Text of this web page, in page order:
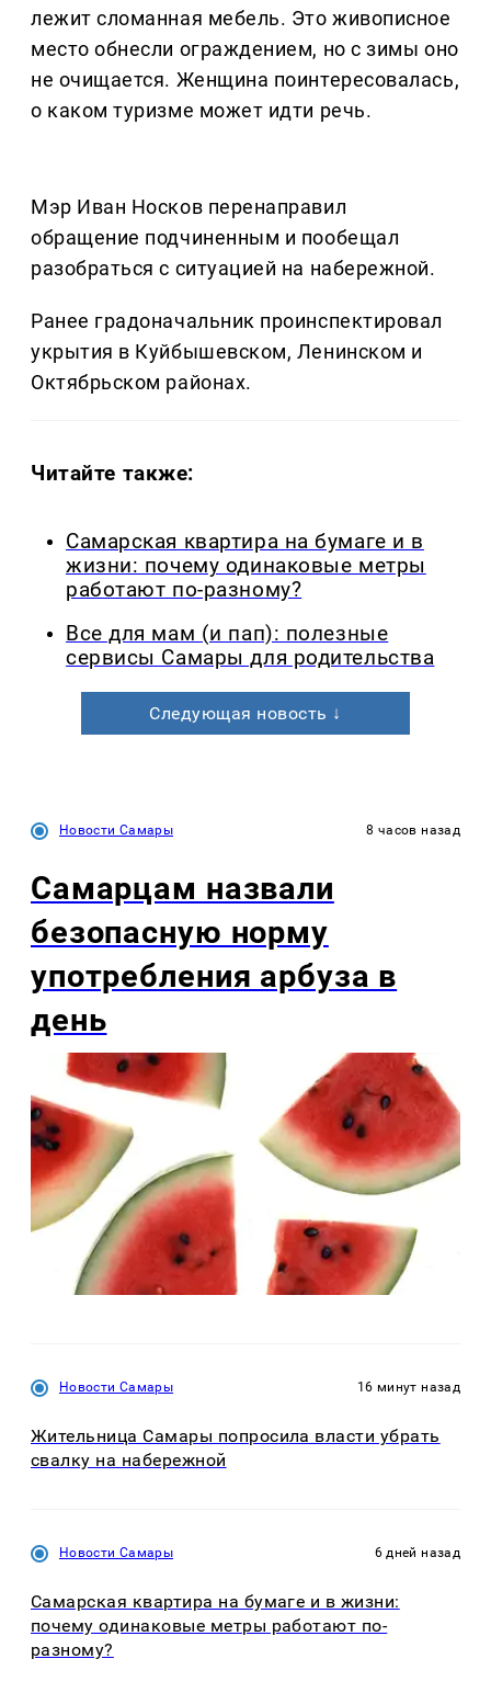
лежит сломанная мебель. Это живописное
место обнесли ограждением, но с зимы оно
не очищается. Женщина поинтересовалась,
о каком туризме может идти речь.
Мэр Иван Носков перенаправил
обращение подчиненным и пообещал
разобраться с ситуацией на набережной.
Ранее градоначальник проинспектировал
укрытия в Куйбышевском, Ленинском и
Октябрьском районах.
Читайте также:
Самарская квартира на бумаге и в
жизни: почему одинаковые метры
работают по-разному?
Все для мам (и пап): полезные
сервисы Самары для родительства
Следующая новость ↓
Новости Самары 8 часов назад
Самарцам назвали
безопасную норму
употребления арбуза в
день
Новости Самары 16 минут назад
Жительница Самары попросила власти убрать
свалку на набережной
Новости Самары 6 дней назад
Самарская квартира на бумаге и в жизни:
почему одинаковые метры работают по-
разному?